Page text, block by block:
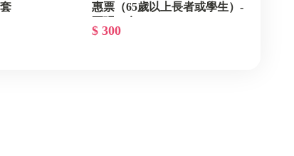
惠票（65歲以上長者或學生）-
$ 300